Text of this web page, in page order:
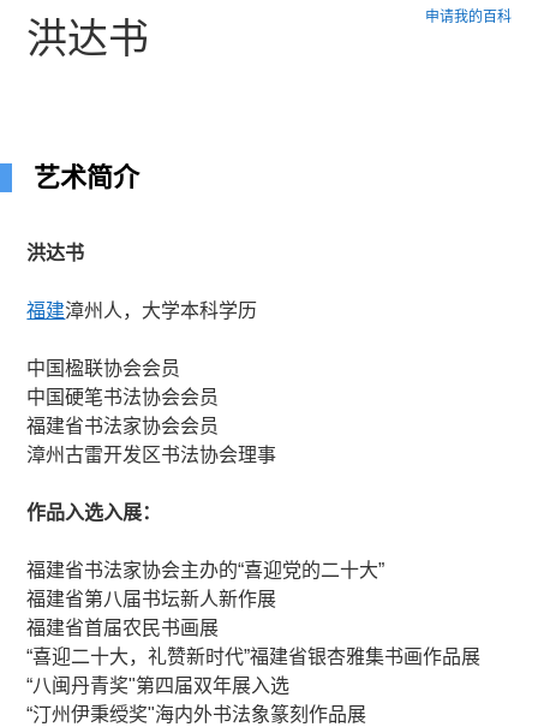
申请我的百科
洪达书
艺术简介
洪达书
福建漳州人，大学本科学历
中国楹联协会会员
中国硬笔书法协会会员
福建省书法家协会会员
漳州古雷开发区书法协会理事
作品入选入展：
福建省书法家协会主办的“喜迎党的二十大”
福建省第八届书坛新人新作展
福建省首届农民书画展
“喜迎二十大，礼赞新时代”福建省银杏雅集书画作品展
“八闽丹青奖"第四届双年展入选
“汀州伊秉绶奖"海内外书法象篆刻作品展